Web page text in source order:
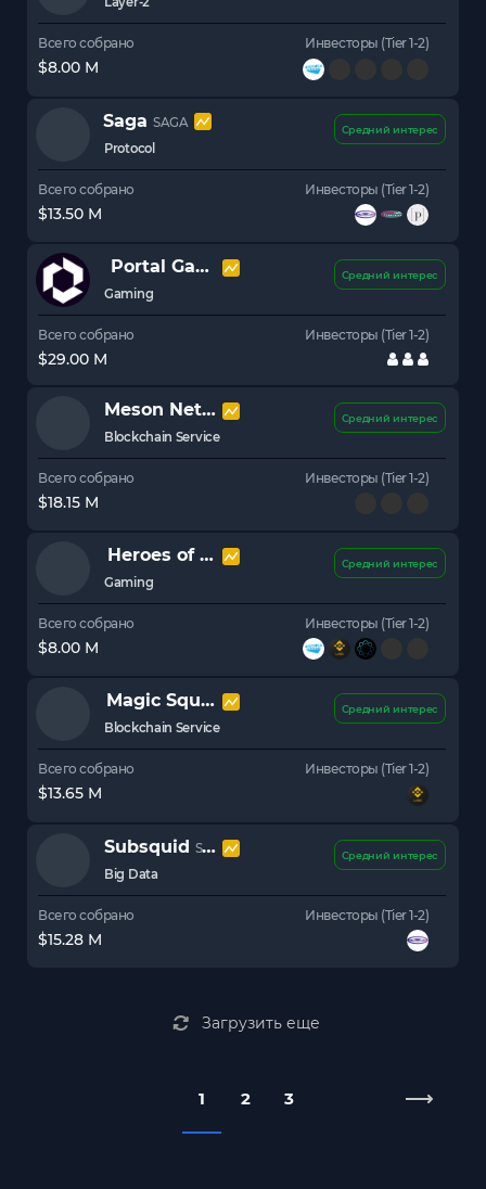
Всего собрано
$8.00 M
Инвесторы (Tier 1-2)
Saga SAGA
Protocol
Средний интерес
Всего собрано
$13.50 M
Инвесторы (Tier 1-2)
Portal Gaming
Gaming
Средний интерес
Всего собрано
$29.00 M
Инвесторы (Tier 1-2)
Meson Network
Blockchain Service
Средний интерес
Всего собрано
$18.15 M
Инвесторы (Tier 1-2)
Heroes of Mavia
Gaming
Средний интерес
Всего собрано
$8.00 M
Инвесторы (Tier 1-2)
Magic SquareSQR
Blockchain Service
Средний интерес
Всего собрано
$13.65 M
Инвесторы (Tier 1-2)
Subsquid SQD
Big Data
Средний интерес
Всего собрано
$15.28 M
Инвесторы (Tier 1-2)
Загрузить еще
1 2 3